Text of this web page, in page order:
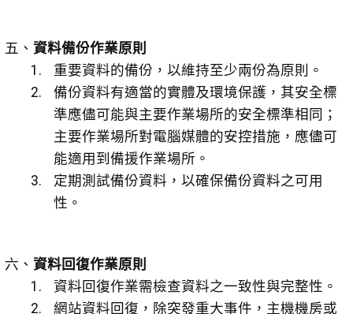
五、 資料備份作業原則
重要資料的備份，以維持至少兩份為原則。
備份資料有適當的實體及環境保護，其安全標
準應儘可能與主要作業場所的安全標準相同；
主要作業場所對電腦媒體的安控措施，應儘可
能適用到備援作業場所。
定期測試備份資料，以確保備份資料之可用
性。
六、 資料回復作業原則
資料回復作業需檢查資料之一致性與完整性。
網站資料回復，除突發重大事件，主機機房或